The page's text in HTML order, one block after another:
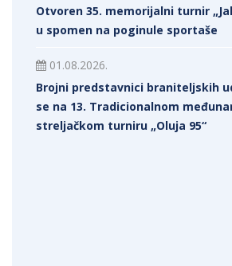
Otvoren 35. memorijalni turnir
u spomen na poginule sportaše
01.08.2026.
Brojni predstavnici braniteljskih
se na 13. Tradicionalnom
streljačkom turniru „Oluja 95“